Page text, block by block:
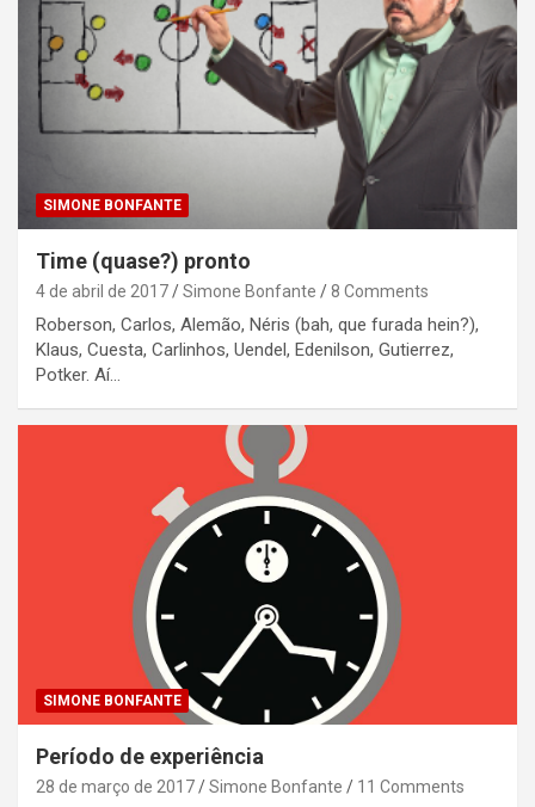
SIMONE BONFANTE
Time (quase?) pronto
4 de abril de 2017 Simone Bonfante 8 Comments
Roberson, Carlos, Alemão, Néris (bah, que furada hein?),
Klaus, Cuesta, Carlinhos, Uendel, Edenilson, Gutierrez,
Potker. Aí…
SIMONE BONFANTE
Período de experiência
28 de março de 2017 Simone Bonfante 11 Comments